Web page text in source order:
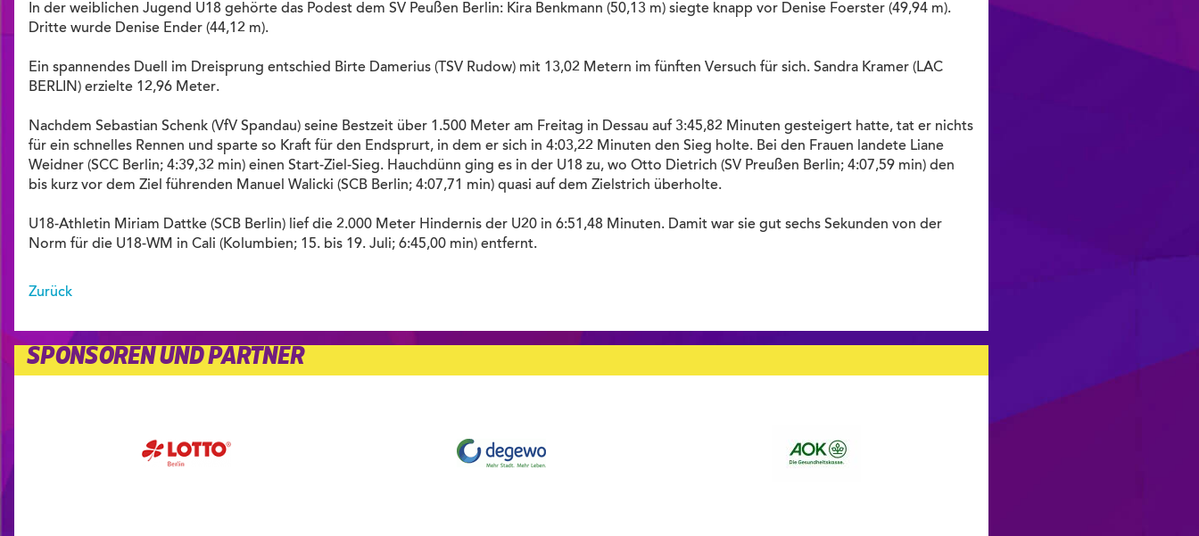
In der weiblichen Jugend U18 gehörte das Podest dem SV Peußen Berlin: Kira Benkmann (50,13 m) siegte knapp vor Denise Foerster (49,94 m).
Dritte wurde Denise Ender (44,12 m).
Ein spannendes Duell im Dreisprung entschied Birte Damerius (TSV Rudow) mit 13,02 Metern im fünften Versuch für sich. Sandra Kramer (LAC
BERLIN) erzielte 12,96 Meter.
Nachdem Sebastian Schenk (VfV Spandau) seine Bestzeit über 1.500 Meter am Freitag in Dessau auf 3:45,82 Minuten gesteigert hatte, tat er nichts
für ein schnelles Rennen und sparte so Kraft für den Endsprurt, in dem er sich in 4:03,22 Minuten den Sieg holte. Bei den Frauen landete Liane
Weidner (SCC Berlin; 4:39,32 min) einen Start-Ziel-Sieg. Hauchdünn ging es in der U18 zu, wo Otto Dietrich (SV Preußen Berlin; 4:07,59 min) den
bis kurz vor dem Ziel führenden Manuel Walicki (SCB Berlin; 4:07,71 min) quasi auf dem Zielstrich überholte.
U18-Athletin Miriam Dattke (SCB Berlin) lief die 2.000 Meter Hindernis der U20 in 6:51,48 Minuten. Damit war sie gut sechs Sekunden von der
Norm für die U18-WM in Cali (Kolumbien; 15. bis 19. Juli; 6:45,00 min) entfernt.
Zurück
SPONSOREN UND PARTNER